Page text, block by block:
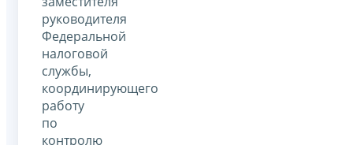
руководителя
Федеральной
налоговой
службы,
координирующего
работу
по
контролю